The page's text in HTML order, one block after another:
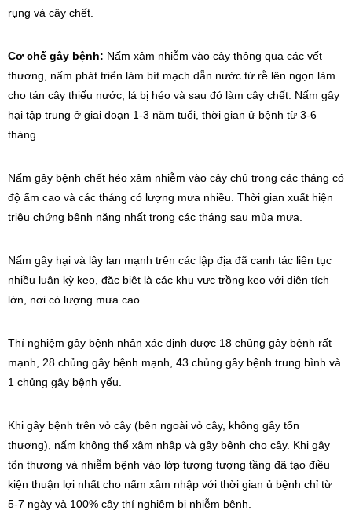
rụng và cây chết.
Cơ chế gây bệnh: Nấm xâm nhiễm vào cây thông qua các vết
thương, nấm phát triển làm bít mạch dẫn nước từ rễ lên ngọn làm
cho tán cây thiếu nước, lá bị héo và sau đó làm cây chết. Nấm gây
hại tập trung ở giai đoạn 1-3 năm tuổi, thời gian ử bệnh từ 3-6
tháng.
Nấm gây bệnh chết héo xâm nhiễm vào cây chủ trong các tháng có
độ ẩm cao và các tháng có lượng mưa nhiều. Thời gian xuất hiện
triệu chứng bệnh nặng nhất trong các tháng sau mùa mưa.
Nấm gây hại và lây lan mạnh trên các lập địa đã canh tác liên tục
nhiều luân kỳ keo, đặc biệt là các khu vực trồng keo với diện tích
lớn, nơi có lượng mưa cao.
Thí nghiệm gây bệnh nhân xác định được 18 chủng gây bệnh rất
mạnh, 28 chủng gây bệnh mạnh, 43 chủng gây bệnh trung bình và
1 chủng gây bệnh yếu.
Khi gây bệnh trên vỏ cây (bên ngoài vỏ cây, không gây tổn
thương), nấm không thể xâm nhập và gây bệnh cho cây. Khi gây
tổn thương và nhiễm bệnh vào lớp tượng tượng tầng đã tạo điều
kiện thuận lợi nhất cho nấm xâm nhập với thời gian ủ bệnh chỉ từ
5-7 ngày và 100% cây thí nghiệm bị nhiễm bệnh.